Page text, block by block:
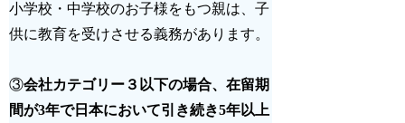
小学校・中学校のお子様をもつ親は、子
供に教育を受けさせる義務があります。
③会社カテゴリー３以下の場合、在留期
間が3年で日本において引き続き5年以上